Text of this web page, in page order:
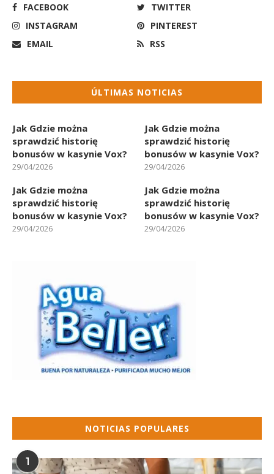
FACEBOOK
TWITTER
INSTAGRAM
PINTEREST
EMAIL
RSS
ÚLTIMAS NOTICIAS
Jak Gdzie można
sprawdzić historię
bonusów w kasynie Vox?
29/04/2026
Jak Gdzie można
sprawdzić historię
bonusów w kasynie Vox?
29/04/2026
Jak Gdzie można
sprawdzić historię
bonusów w kasynie Vox?
29/04/2026
Jak Gdzie można
sprawdzić historię
bonusów w kasynie Vox?
29/04/2026
NOTICIAS POPULARES
1